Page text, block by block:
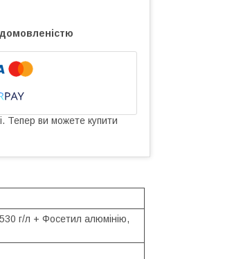
Тепер ви можете купити
г/л + Фосетил алюмінію,